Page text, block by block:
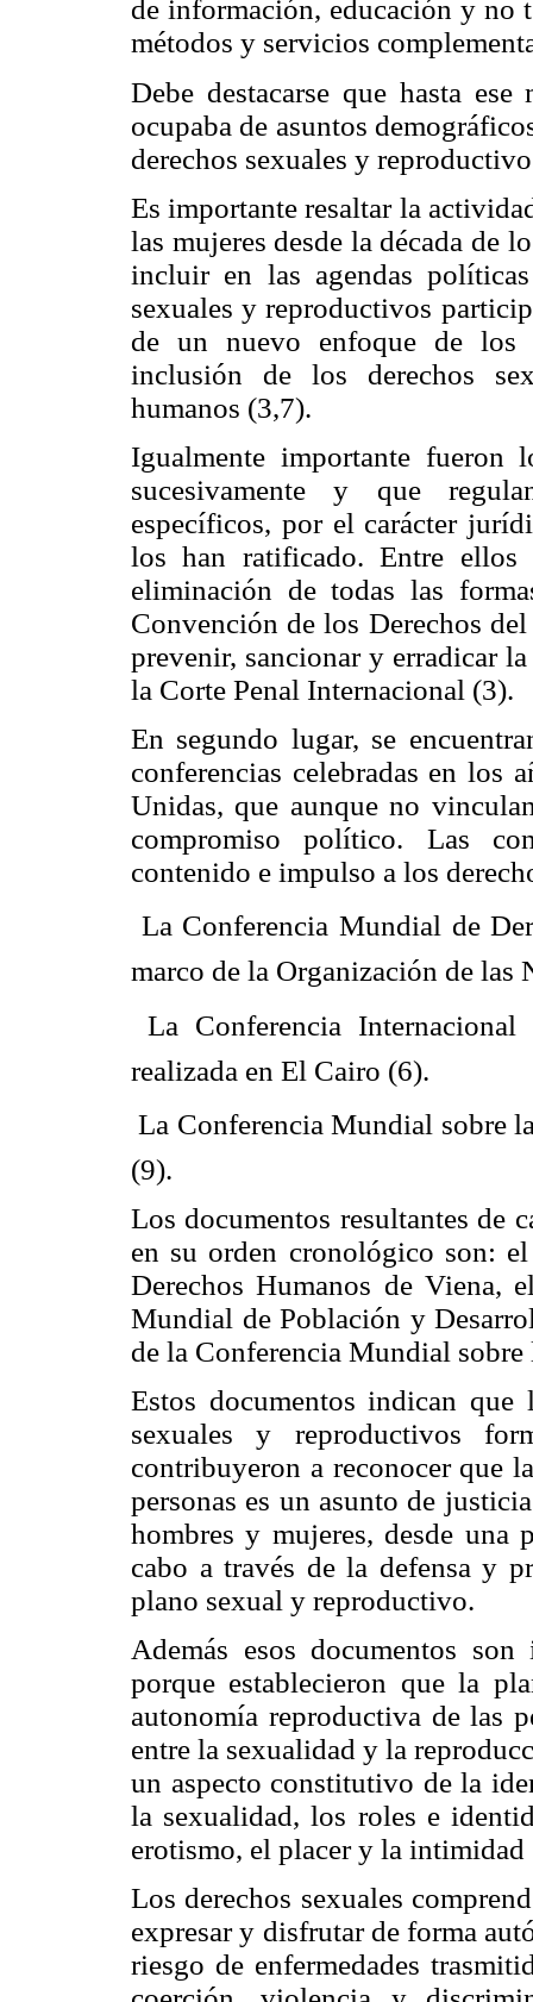
de información, educación y no
métodos y servicios
Debe destacarse que hasta
ocupaba de asuntos
derechos sexuales y
Es importante resaltar la
las mujeres desde la década de
incluir en las agendas
sexuales y reproductivos
de un nuevo enfoque de los
inclusión de los derechos
humanos (3,7).
Igualmente importante fueron
sucesivamente y que
específicos, por el carácter
los han ratificado. Entre ellos
eliminación de todas las
Convención de los Derechos
prevenir, sancionar y erradicar
la Corte Penal Internacional (3).
En segundo lugar, se
conferencias celebradas en los
Unidas, que aunque no
compromiso político. Las
contenido e impulso a los
 La Conferencia Mundial de
marco de la Organización de las
 La Conferencia
realizada en El Cairo (6).
 La Conferencia Mundial
(9).
Los documentos resultantes de
en su orden cronológico son:
Derechos Humanos de Viena,
Mundial de Población y
de la Conferencia Mundial
Estos documentos indican
sexuales y reproductivos
contribuyeron a reconocer que
personas es un asunto de
hombres y mujeres, desde una
cabo a través de la defensa y
plano sexual y reproductivo.
Además esos documentos
porque establecieron que la
autonomía reproductiva de las
entre la sexualidad y la
un aspecto constitutivo de la
la sexualidad, los roles e
erotismo, el placer y la intimidad
Los derechos sexuales
expresar y disfrutar de forma
riesgo de enfermedades